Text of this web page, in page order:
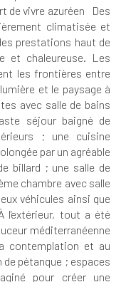
de vivre azuréen Des
climatisée et
prestations haut de
et chaleureuse. Les
les frontières entre
et le paysage à
avec salle de bains
séjour baigné de
; une cuisine
par un agréable
billard ; une salle de
chambre avec salle
véhicules ainsi que
l'extérieur, tout a été
méditerranéenne
contemplation et au
pétanque ; espaces
pour créer une